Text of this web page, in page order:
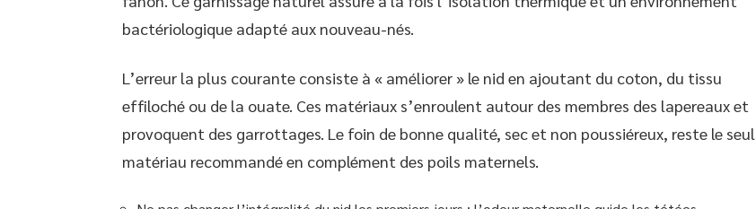
bactériologique adapté aux nouveau-nés.
L’erreur la plus courante consiste à « améliorer » le nid en ajoutant du coton, du tissu
effiloché ou de la ouate. Ces matériaux s’enroulent autour des membres des lapereaux et
provoquent des garrottages. Le foin de bonne qualité, sec et non poussiéreux, reste le seul
matériau recommandé en complément des poils maternels.